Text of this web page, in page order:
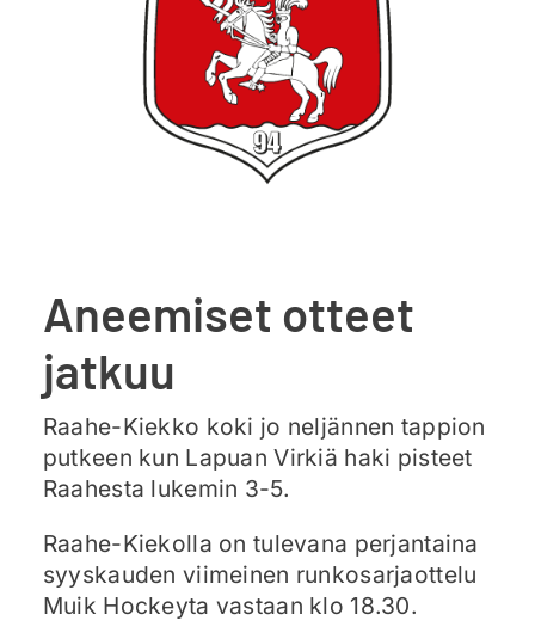
Ajankohtaista
Aneemiset otteet
jatkuu
Raahe-Kiekko koki jo neljännen tappion
putkeen kun Lapuan Virkiä haki pisteet
Raahesta lukemin 3-5.
Raahe-Kiekolla on tulevana perjantaina
syyskauden viimeinen runkosarjaottelu
Muik Hockeyta vastaan klo 18.30.